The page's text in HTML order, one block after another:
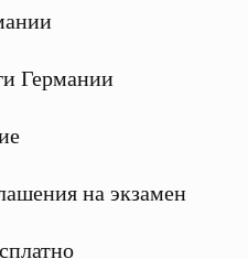
Германии
на экзамен